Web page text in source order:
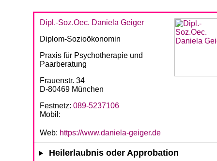
Dipl.-Soz.Oec. Daniela Geiger
Diplom-Sozioökonomin
Praxis für Psychotherapie und
Paarberatung
Frauenstr. 34
D-80469 München
Festnetz: 089-5237106
Mobil:
Web: https://www.daniela-geiger.de
Heilerlaubnis oder Approbation